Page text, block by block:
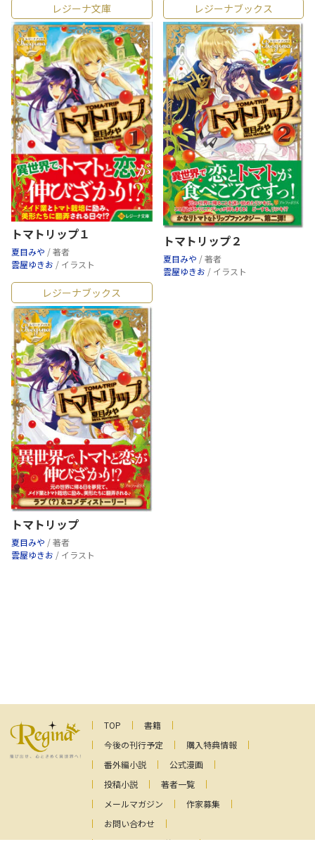
レジーナ文庫
トマトリップ１
夏目みや / 著者
雲屋ゆきお / イラスト
レジーナブックス
トマトリップ２
夏目みや / 著者
雲屋ゆきお / イラスト
レジーナブックス
トマトリップ
夏目みや / 著者
雲屋ゆきお / イラスト
TOP
書籍
今後の刊行予定
購入特典情報
番外編小説
公式漫画
投稿小説
著者一覧
メールマガジン
作家募集
お問い合わせ
ファンレターの送り先